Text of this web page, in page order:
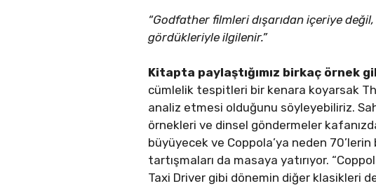
“Godfather filmleri dışarıdan içeriye
gördükleriyle ilgilenir.”
Kitapta paylaştığımız birkaç örnek
cümlelik tespitleri bir kenara koyarsak
analiz etmesi olduğunu söyleyebiliriz.
örnekleri ve dinsel göndermeler
büyüyecek ve Coppola’ya neden
tartışmaları da masaya yatırıyor.
Taxi Driver gibi dönemin diğer klasikleri